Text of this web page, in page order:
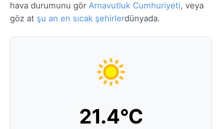
hava durumunu gör Arnavutluk Cumhuriyeti, veya
göz at şu an en sıcak şehirlerdünyada.
21.4°C